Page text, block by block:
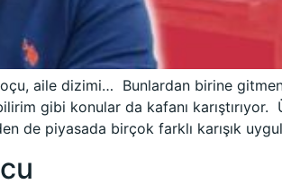
aile dizimi… Bunlardan birine
gibi konular da kafanı
de piyasada birçok farklı karışık